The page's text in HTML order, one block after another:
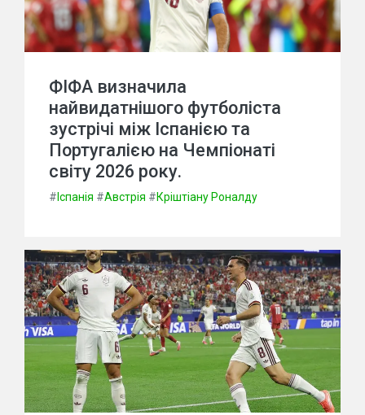
ФІФА визначила
найвидатнішого футболіста
зустрічі між Іспанією та
Португалією на Чемпіонаті
світу 2026 року.
# Іспанія #Австрія #Кріштіану Роналду